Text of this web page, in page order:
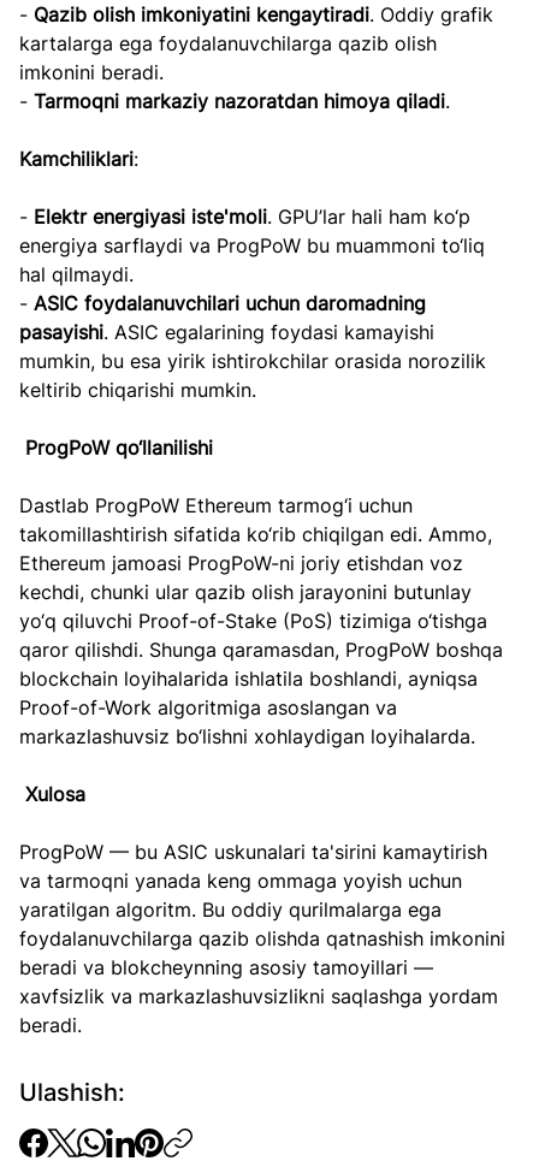
- Qazib olish imkoniyatini kengaytiradi. Oddiy grafik
kartalarga ega foydalanuvchilarga qazib olish
imkonini beradi.
- Tarmoqni markaziy nazoratdan himoya qiladi.
Kamchiliklari:
- Elektr energiyasi iste'moli. GPU’lar hali ham ko‘p
energiya sarflaydi va ProgPoW bu muammoni to‘liq
hal qilmaydi.
- ASIC foydalanuvchilari uchun daromadning
pasayishi. ASIC egalarining foydasi kamayishi
mumkin, bu esa yirik ishtirokchilar orasida norozilik
keltirib chiqarishi mumkin.
ProgPoW qo‘llanilishi
Dastlab ProgPoW Ethereum tarmog‘i uchun
takomillashtirish sifatida ko‘rib chiqilgan edi. Ammo,
Ethereum jamoasi ProgPoW-ni joriy etishdan voz
kechdi, chunki ular qazib olish jarayonini butunlay
yo‘q qiluvchi Proof-of-Stake (PoS) tizimiga o‘tishga
qaror qilishdi. Shunga qaramasdan, ProgPoW boshqa
blockchain loyihalarida ishlatila boshlandi, ayniqsa
Proof-of-Work algoritmiga asoslangan va
markazlashuvsiz bo‘lishni xohlaydigan loyihalarda.
Xulosa
ProgPoW — bu ASIC uskunalari ta'sirini kamaytirish
va tarmoqni yanada keng ommaga yoyish uchun
yaratilgan algoritm. Bu oddiy qurilmalarga ega
foydalanuvchilarga qazib olishda qatnashish imkonini
beradi va blokcheynning asosiy tamoyillari —
xavfsizlik va markazlashuvsizlikni saqlashga yordam
beradi.
Ulashish: